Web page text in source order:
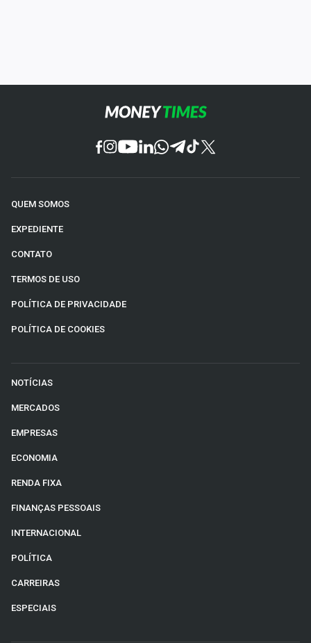
QUEM SOMOS
EXPEDIENTE
CONTATO
TERMOS DE USO
POLÍTICA DE PRIVACIDADE
POLÍTICA DE COOKIES
NOTÍCIAS
MERCADOS
EMPRESAS
ECONOMIA
RENDA FIXA
FINANÇAS PESSOAIS
INTERNACIONAL
POLÍTICA
CARREIRAS
ESPECIAIS